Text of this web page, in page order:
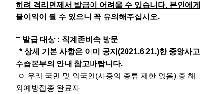
히려 격리면제서 발급이 어려울 수 있습니다. 본인에게
불이익이 될 수 있으니 꼭 유의해주십시오.
□ 발급 대상 : 직계존비속 방문
* 상세 기본 사항은 이미 공지(2021.6.21.)한 중앙사고
수습본부의 안내 참고바랍니다.
ㅇ 우리 국민 및 외국인(사증의 종류 제한 없음) 중 해
외예방접종 완료자